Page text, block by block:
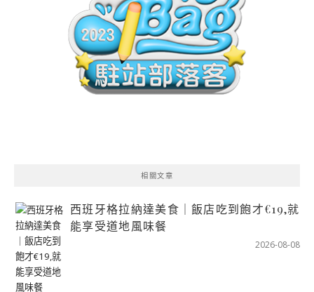
相關文章
西班牙格拉納達美食｜飯店吃到飽才€19,就
能享受道地風味餐
2026-08-08